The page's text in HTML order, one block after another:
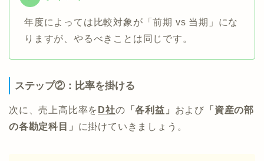
年度によっては比較対象が「前期 vs 当期」にな
りますが、やるべきことは同じです。
ステップ②：比率を掛ける
次に、売上高比率を D社の 「各利益」 および 「資産の部
の各勘定科目」 に掛けていきましょう。